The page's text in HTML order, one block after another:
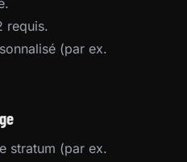
requis.
(par ex.
stratum (par ex.